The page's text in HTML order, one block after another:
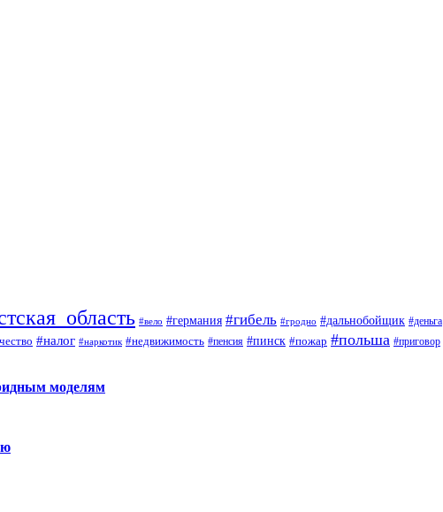
#вело #германия #гибель #гродно #дальнобойщик #деньга
#налог #наркотик #недвижимость #пенсия #пинск #пожар #польша #приговор
моделям